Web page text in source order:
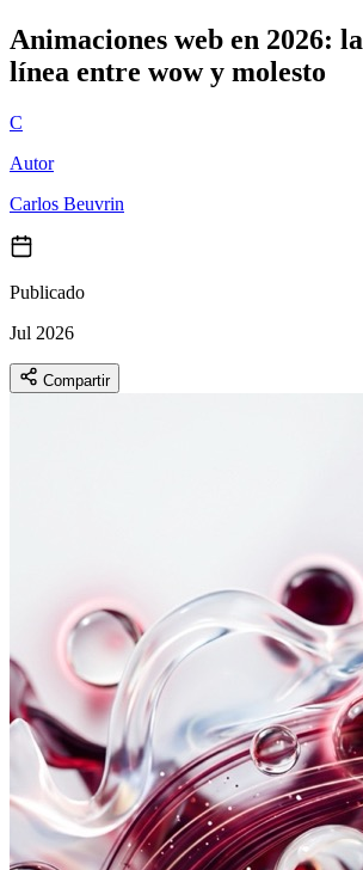
Animaciones web en 2026: la
línea entre wow y molesto
C
Autor
Carlos Beuvrin
Publicado
Jul 2026
Compartir